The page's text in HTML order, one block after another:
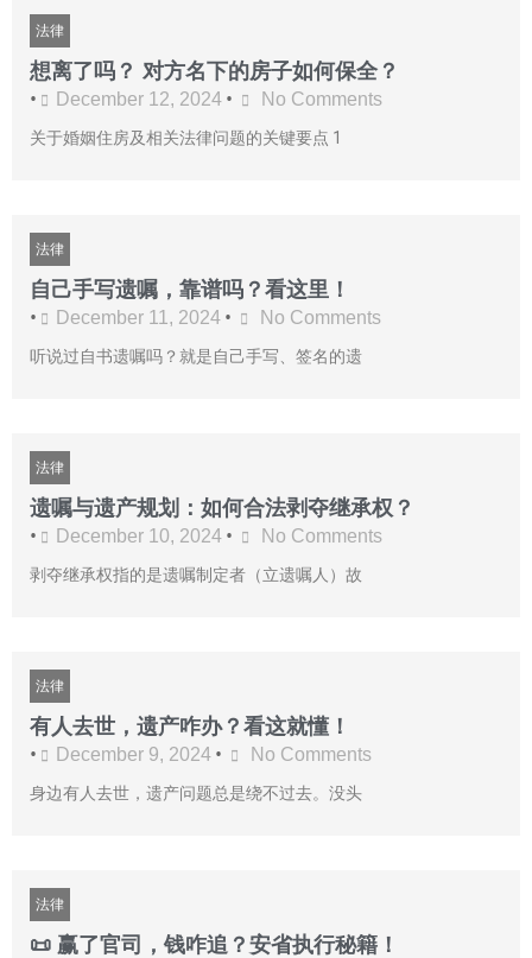
法律
想离了吗？ 对方名下的房子如何保全？
• December 12, 2024 • No Comments
关于婚姻住房及相关法律问题的关键要点 1
法律
自己手写遗嘱，靠谱吗？看这里！
• December 11, 2024 • No Comments
听说过自书遗嘱吗？就是自己手写、签名的遗
法律
遗嘱与遗产规划：如何合法剥夺继承权？
• December 10, 2024 • No Comments
剥夺继承权指的是遗嘱制定者（立遗嘱人）故
法律
有人去世，遗产咋办？看这就懂！
• December 9, 2024 • No Comments
身边有人去世，遗产问题总是绕不过去。没头
法律
📜 赢了官司，钱咋追？安省执行秘籍！